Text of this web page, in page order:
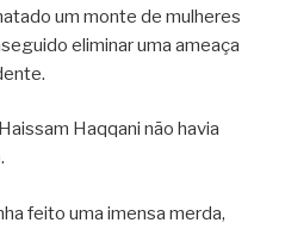
um monte de mulheres
eliminar uma ameaça
Haqqani não havia
feito uma imensa merda,